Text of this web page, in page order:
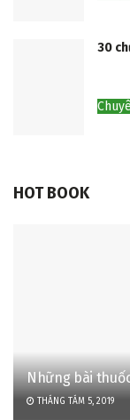
30
HOT BOOK
Những bài
THÁNG TÁM 5, 2019